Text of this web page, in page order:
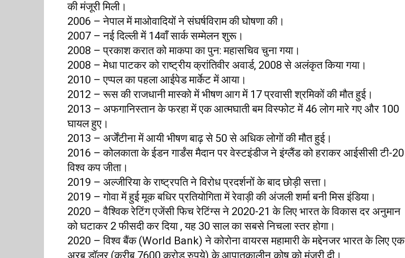
की मंजूरी मिली।
2006 – नेपाल में माओवादियों ने संघर्षविराम की घोषणा की।
2007 – नई दिल्ली में 14वाँ सार्क सम्मेलन शुरू।
2008 – प्रकाश करात को माकपा का पुन: महासचिव चुना गया।
2008 – मेधा पाटकर को राष्ट्रीय क्रांतिवीर अवार्ड, 2008 से अलंकृत किया गया।
2010 – एप्पल का पहला आईपेड मार्केट में आया।
2012 – रूस की राजधानी मास्को में भीषण आग में 17 प्रवासी श्रमिकों की मौत हुई।
2013 – अफगानिस्तान के फरहा में एक आत्मघाती बम विस्फोट में 46 लोग मारे गए और 100
घायल हुए।
2013 – अर्जेंटीना में आयी भीषण बाढ़ से 50 से अधिक लोगों की मौत हुई।
2016 – कोलकाता के ईडन गार्डंस मैदान पर वेस्टइंडीज ने इंग्लैंड को हराकर आईसीसी टी-20
विश्व कप जीता।
2019 – अल्जीरिया के राष्ट्रपति ने विरोध प्रदर्शनों के बाद छोड़ी सत्ता।
2019 – गोवा में हुई मूक बधिर प्रतियोगिता में रेवाड़ी की अंजली शर्मा बनी मिस इंडिया।
2020 – वैश्विक रेटिंग एजेंसी फिच रेटिंग्स ने 2020-21 के लिए भारत के विकास दर अनुमान
को घटाकर 2 फीसदी कर दिया , यह 30 साल का सबसे निचला स्तर होगा।
2020 – विश्व बैंक (World Bank) ने कोरोना वायरस महामारी के मद्देनजर भारत के लिए एक
अरब डॉलर (करीब 7600 करोड़ रुपये) के आपातकालीन कोष को मंजूरी दी।